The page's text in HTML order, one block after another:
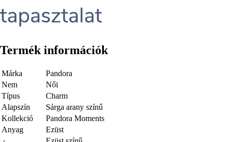
Termék információk
Márka
Pandora
Nem
Női
Típus
Charm
Alapszín
Sárga arany színű
Kollekció
Pandora Moments
Anyag
Ezüst